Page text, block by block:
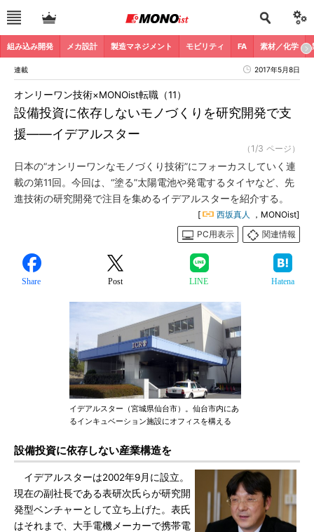
組み込み開発 メカ設計 製造マネジメント モビリティ FA 素材／化学
連載 2017年5月8日
設備投資に依存しないモノづくりを研究開発で支
援――イデアルスター
オンリーワン技術×MONOist転職（11）
（1/3 ページ）
日本の“オンリーワンなモノづくり技術”にフォーカスしていく連
載の第11回。今回は、“塗る”太陽電池や発電するタイヤなど、先
進技術の研究開発で注目を集めるイデアルスターを紹介する。
[ 西坂真人
，MONOist]
PC用表示
関連情報
Share Post LINE Hatena
イデアルスター（宮城県仙台市）。仙台市内にあ
るインキュベーション施設にオフィスを構える
設備投資に依存しない産業構造を
イデアルスターは2002年9月に設立。
現在の副社長である表研次氏らが研究開
発型ベンチャーとして立ち上げた。表氏
はそれまで、大手電機メーカーで携帯電